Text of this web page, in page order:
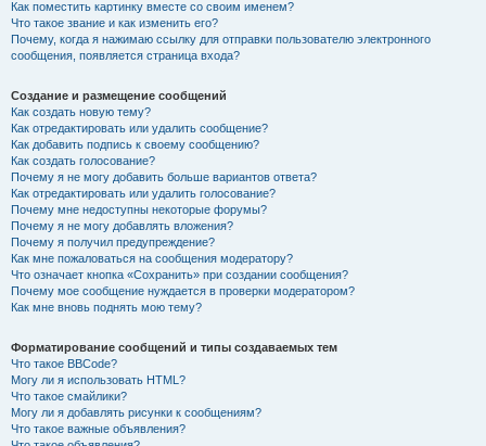
Как поместить картинку вместе со своим именем?
Что такое звание и как изменить его?
Почему, когда я нажимаю ссылку для отправки пользователю электронного
сообщения, появляется страница входа?
Создание и размещение сообщений
Как создать новую тему?
Как отредактировать или удалить сообщение?
Как добавить подпись к своему сообщению?
Как создать голосование?
Почему я не могу добавить больше вариантов ответа?
Как отредактировать или удалить голосование?
Почему мне недоступны некоторые форумы?
Почему я не могу добавлять вложения?
Почему я получил предупреждение?
Как мне пожаловаться на сообщения модератору?
Что означает кнопка «Сохранить» при создании сообщения?
Почему мое сообщение нуждается в проверки модератором?
Как мне вновь поднять мою тему?
Форматирование сообщений и типы создаваемых тем
Что такое BBCode?
Могу ли я использовать HTML?
Что такое смайлики?
Могу ли я добавлять рисунки к сообщениям?
Что такое важные объявления?